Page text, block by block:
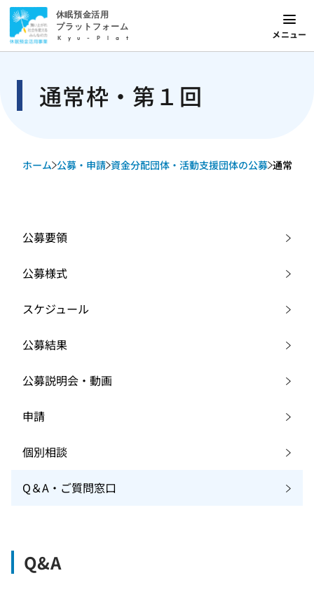
休眠預金活用
プラットフォーム
Kyu-Plat メニュー
通常枠・第１回
ホーム 公募・申請 資金分配団体・活動支援団体の公募 通常枠
公募要領
公募様式
スケジュール
公募結果
公募説明会・動画
申請
個別相談
Q＆A・ご質問窓口
Q&A